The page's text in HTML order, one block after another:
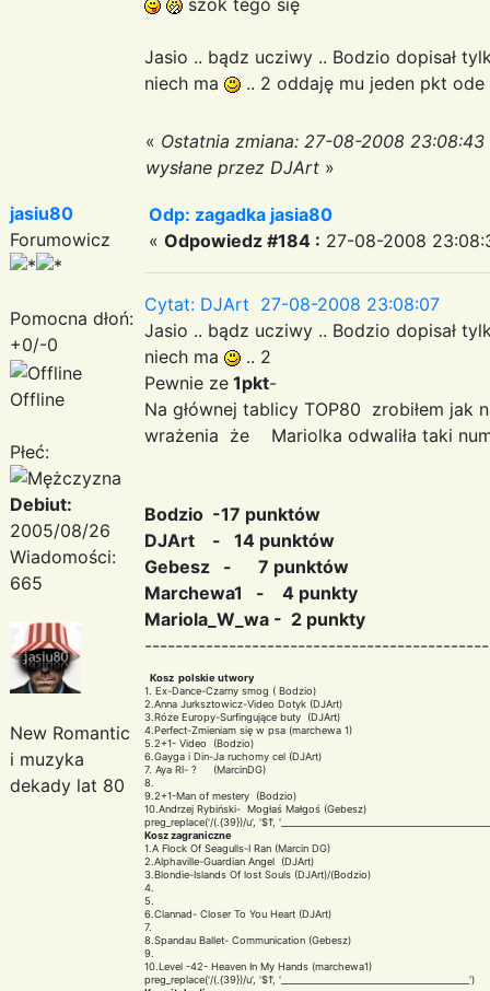
Jasio .. bądz ucziwy .. Bodzio dopisał
niech ma
.. 2 oddaję mu jeden pkt
« Ostatnia zmiana: 27-08-2008 23:08:43
wysłane przez DJArt »
jasiu80
Forumowicz
Pomocna dłoń:
+0/-0
Offline
Płeć:
Debiut:
2005/08/26
Wiadomości:
665
New Romantic
i muzyka
dekady lat 80
Odp: zagadka jasia80
« Odpowiedz #184 : 27-08-2008
Cytat: DJArt 27-08-2008 23:08:07
Jasio .. bądz ucziwy .. Bodzio dopisał
niech ma
.. 2
Pewnie ze 1pkt-
Na głównej tablicy TOP80 zrobiłem
wrażenia że Mariolka odwaliła taki
Bodzio -17 punktów
DJArt - 14 punktów
Gebesz - 7 punktów
Marchewa1 - 4 punkty
Mariola_W_wa - 2 punkty
Kosz polskie utwory
1. Ex-Dance-Czarny smog ( Bodzio)
2.Anna Jurksztowicz-Video Dotyk (DJArt)
3.Róze Europy-Surfingujące buty (DJArt)
4.Perfect-Zmieniam się w psa (marchewa 1)
5.2+1- Video (Bodzio)
6.Gayga i Din-Ja ruchomy cel (DJArt)
7. Aya Rl- ? (MarcinDG)
8.
9.2+1-Man of mestery (Bodzio)
10.Andrzej Rybiński- Mogłaś Małgoś (Gebesz)
preg_replace('/(.{39})/u', '$1',
Kosz zagraniczne
1.A Flock Of Seagulls-I Ran (Marcin DG)
2.Alphaville-Guardian Angel (DJArt)
3.Blondie-Islands Of lost Souls (DJArt)/(Bodzio)
4.
5.
6.Clannad- Closer To You Heart (DJArt)
7.
8.Spandau Ballet- Communication (Gebesz)
9.
10.Level -42- Heaven In My Hands (marchewa1)
preg_replace('/(.{39})/u', '$1', '___________________________________________')